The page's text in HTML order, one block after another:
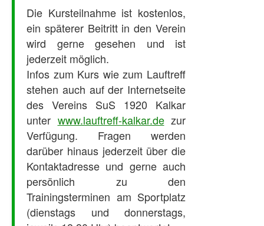
Die Kursteilnahme ist kostenlos,
ein späterer Beitritt in den Verein
wird gerne gesehen und ist
jederzeit möglich.
Infos zum Kurs wie zum Lauftreff
stehen auch auf der Internetseite
des Vereins SuS 1920 Kalkar
unter www.lauftreff-kalkar.dezur
Verfügung. Fragen werden
darüber hinaus jederzeit über die
Kontaktadresse und gerne auch
persönlich zu den
Trainingsterminen am Sportplatz
(dienstags und donnerstags,